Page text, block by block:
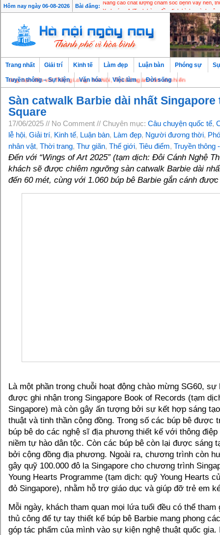
Hôm nay ngày 06-08-2026
Bài đăng:
Xu hướng AdTech hàng đầu định hình ngành
Nâng cao chất lượng chăm sóc bệnh vảy nến,
bạn đến với Thăng Long - Hà Nội, Thủ đô ngàn năm văn hiến
Trang nhất Giải trí Kinh tế Làm đẹp Luận bàn Phóng sự
Truyền thông – Sự kiện Văn hóa Việc làm Đời sống
Sàn catwalk Barbie dài nhất Singapore
Square
17/06/2025 // No Comment // Chuyên mục: Câu chuyện quốc tế,
lễ hội, Giải trí, Kinh tế, Luận bàn, Làm đẹp, Người đương thời,
nhân vật, Thời trang, Thư giãn, Thế giới, Tiêu điểm, Truyền thông
Đến với “Wings of Art 2025” (tạm dịch: Đôi Cánh Nghệ
khách sẽ được chiêm ngưỡng sàn catwalk Barbie dài
đến 60 mét, cùng với 1.060 búp bê Barbie gắn cánh
Là một phần trong chuỗi hoạt động chào mừng SG60, sự
được ghi nhận trong Singapore Book of Records (tạm
Singapore) mà còn gây ấn tượng bởi sự kết hợp sáng
thuật và tinh thần cộng đồng. Trong số các búp bê được
búp bê do các nghệ sĩ địa phương thiết kế với thông
niềm tự hào dân tộc. Còn các búp bê còn lại được sáng
bởi cộng đồng địa phương. Ngoài ra, chương trình còn
gây quỹ 100.000 đô la Singapore cho chương trình
Young Hearts Programme (tạm dịch: quỹ Young Hearts
đỏ Singapore), nhằm hỗ trợ giáo dục và giúp đỡ trẻ em
Mỗi ngày, khách tham quan mọi lứa tuổi đều có thể tham
thủ công để tự tay thiết kế búp bê Barbie mang phong
góp tác phẩm của mình vào sự kiện nghệ thuật quốc gia.